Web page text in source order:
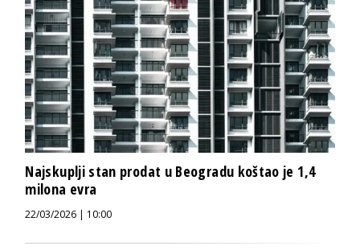
Najskuplji stan prodat u Beogradu koštao je 1,4
milona evra
22/03/2026 | 10:00